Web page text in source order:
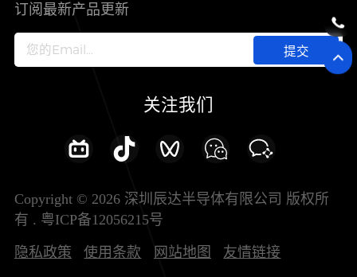
新兴行业
加入我们
订阅最新产品更新
提交
关注我们
Copyright © 2026 深圳辰达半导体有限公司 版权所
有 . 粤ICP备12056215号
隐私政策 使用条款 网站地图 友情链接